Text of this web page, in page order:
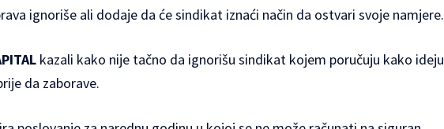
ignoriše ali dodaje da će sindikat iznaći način da ostvari svoje namjere.
kazali kako nije tačno da ignorišu sindikat kojem poručuju kako ideju
da zaborave.